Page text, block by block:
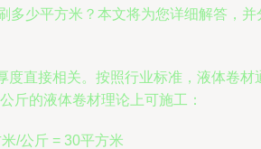
少平方米？本文将为您详细解答，并
度直接相关。按照行业标准，液体卷
斤的液体卷材理论上可施工：
/公斤 = 30平方米